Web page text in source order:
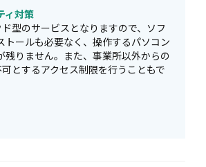
ィ対策
型のサービスとなりますので、ソフ
トールも必要なく、操作するパソコン
残りません。また、事業所以外からの
とするアクセス制限を行うこともで